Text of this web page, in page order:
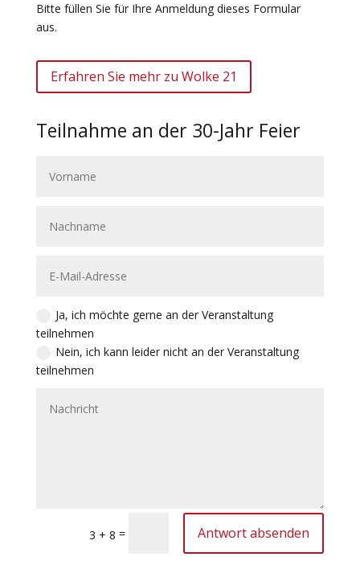
Bitte füllen Sie für Ihre Anmeldung dieses Formular
aus.
Erfahren Sie mehr zu Wolke 21
Teilnahme an der 30-Jahr Feier
Ja, ich möchte gerne an der Veranstaltung
teilnehmen
Nein, ich kann leider nicht an der Veranstaltung
teilnehmen
3 + 8 = Antwort absenden